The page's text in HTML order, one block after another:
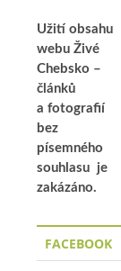
Užití obsahu
webu Živé
Chebsko –
článků
a fotografií
bez
písemného
souhlasu je
zakázáno.
FACEBOOK